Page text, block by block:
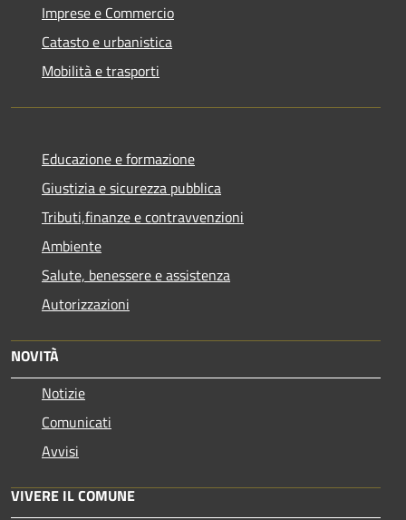
Imprese e Commercio
Catasto e urbanistica
Mobilità e trasporti
Educazione e formazione
Giustizia e sicurezza pubblica
Tributi,finanze e contravvenzioni
Ambiente
Salute, benessere e assistenza
Autorizzazioni
NOVITÀ
Notizie
Comunicati
Avvisi
VIVERE IL COMUNE